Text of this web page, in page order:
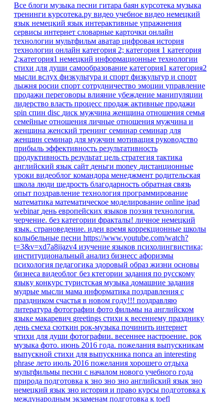
Все блоги музыка песни гитара баян курсотека музыка
тренинги курсотека.ру видео учебное видео немецкий
язык немецкий язык интерактивные упражнения
сервисы интернет словарные карточки онлайн
технологии мультфильм аватар цифровая история
технологии онлайн категория 2; категория 1 категория
2;категория1 немецкий информационные технологии
стихи для души самообразование категория1 категория2
мысли вслух физкультура и спорт физкультур и спорт
лыжня росии спорт сотрудничество эмоции управление
продажи переговоры влияние убеждение манипуляции
лидерство власть процесс продаж активные продажи
spin спин disc диск мужчина женщина отношения семья
семейные отношения личные отношения мужчина и
женщина женский тренинг семинар семинар для
женщин семинар для мужчин мотивация руководство
прибыль эффективность результативность
продуктивность результат цель стратегия тактика
английский язык сайт деньги money дистанционные
уроки видеоблог командора менеджмент родительская
школа люди щедрость благодарность обратная связь
опыт поздравление технология программирование
математика математическое моделирование online ipad
webinar день европейских языков поэзия технология.
черчение. без категории фракталы! личное немецкий
язык. страноведение. идеи время коррекционные школы
колыбельные песни https://www.youtube.com/watch?
t=3&v=xd7a8ijazv4 изучение языков психолингвистика;
институциональный анализ бизнесс афоризмы
психология педагогика здоровый образ жизни основы
бизнеса видеоблог без ктегории задания по русскому
языку конкурс туристская музыка домашние задания
мудрые мысли мама информатика поздравления с
праздником счастья в новом году!!! поздравляю
литература фотографии фото фильмы на английском
языке макаревич greetings стихи к весеннему празднику
день смеха сюткин рок-музыка починить интернет
чтихи для души фотографии. весеннее настроение. рок
музыка фото. июнь 2016 года. пожелания выпускникам
выпускной стихи для выпускника попса an interesting
phrase лето июль 2016 пожелания хорошего отдыха
мультфильмы песни с началом нового учебного года
природа подготовка к зно зно зно английский язык зно
немецкий язык зно история и право курсы подготовка к
международным экзаменам подготовка к toefl